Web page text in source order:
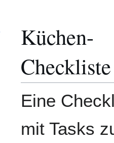
Küchen-
Checkliste
Eine
mit Tasks